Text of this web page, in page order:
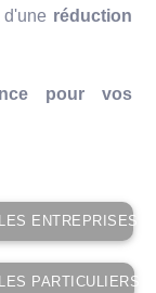
réduction
pour vos
ENTREPRISES
PARTICULIERS